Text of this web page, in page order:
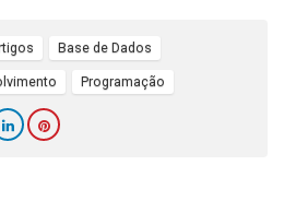
Base de Dados
Programação